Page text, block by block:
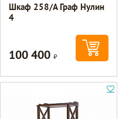
Шкаф 258/А Граф Нулин
4
100 400Р